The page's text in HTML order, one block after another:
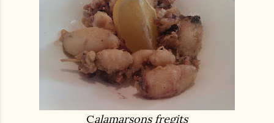
Calamarsons fregits